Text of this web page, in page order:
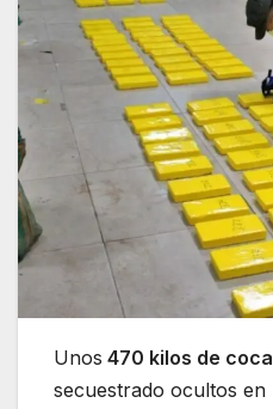
Unos 470 kilos de
secuestrado ocultos en